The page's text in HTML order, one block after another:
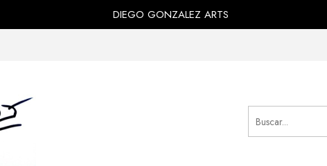
DIEGO GONZALEZ ARTS